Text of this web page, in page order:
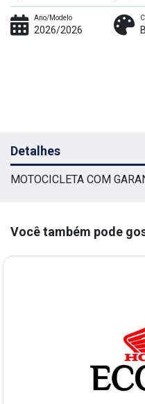
Ano/Modelo
2026/2026
Detalhes
MOTOCICLETA COM
Você também pode